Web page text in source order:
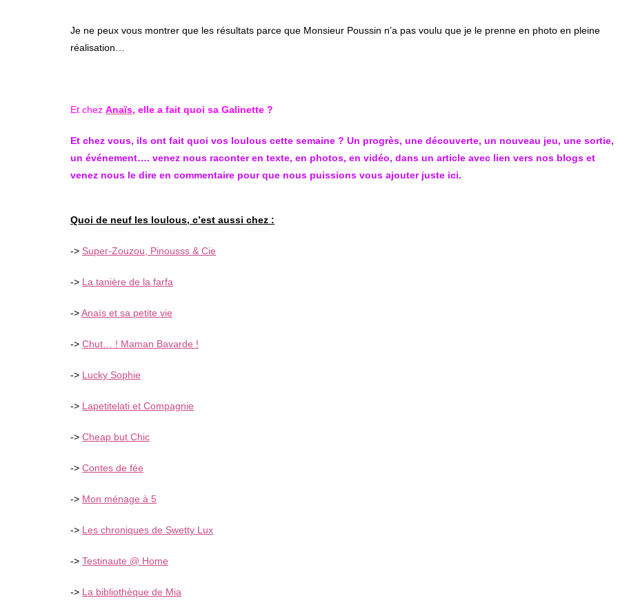
Je ne peux vous montrer que les résultats parce que Monsieur Poussin n’a pas voulu que je le prenne en photo en pleine
réalisation…
Et chez Anaïs, elle a fait quoi sa Galinette ?
Et chez vous, ils ont fait quoi vos loulous cette semaine ? Un progrès, une découverte, un nouveau jeu, une sortie,
un événement…. venez nous raconter en texte, en photos, en vidéo, dans un article avec lien vers nos blogs et
venez nous le dire en commentaire pour que nous puissions vous ajouter juste ici.
Quoi de neuf les loulous, c’est aussi chez :
-> Super-Zouzou, Pinousss & Cie
-> La tanière de la farfa
->Anaïs et sa petite vie
-> Chut… ! Maman Bavarde !
-> Lucky Sophie
-> Lapetitelati et Compagnie
-> Cheap but Chic
-> Contes de fée
-> Mon ménage à 5
-> Les chroniques de Swetty Lux
-> Testinaute @ Home
-> La bibliothèque de Mia